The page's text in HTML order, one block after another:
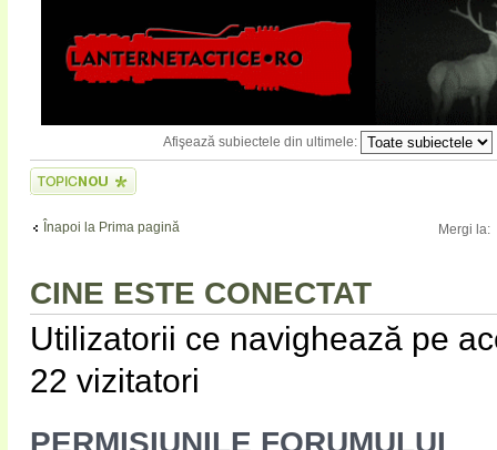
Afişează subiectele din ultimele:
Scrie un subiect
nou
Înapoi la Prima pagină Mergi la:
CINE ESTE CONECTAT
Utilizatorii ce navighează pe
22 vizitatori
PERMISIUNILE FORUMULUI